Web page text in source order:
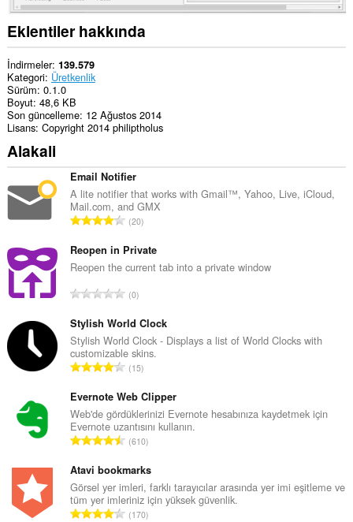
the
system
tray.
Bu
eklenti,
sekmelerinize
ve
tarama
etkinliklerinize
erişebilir.
Eklentiler hakkında
İndirmeler 139.579
Kategori Üretkenlik
Sürüm 0.1.0
Boyut 48,6 KB
Son güncelleme 12 Ağustos 2014
Lisans Copyright 2014 philiptholus
Alakali
Email Notifier
A lite notifier that works with Gmail™, Yahoo, Live, iCloud,
Mail.com, and GMX
T
p
l
m
y
s
a
y
ı
s
ı
:
20
Reopen in Private
Reopen the current tab into a private window
T
p
l
a
m
y
s
a
y
ı
s
ı
:
0
Stylish World Clock
Stylish World Clock - Displays a list of World Clocks with
customizable skins.
T
p
l
a
m
y
s
a
15
Evernote Web Clipper
Web'de gördüklerinizi Evernote hesabınıza kaydetmek için
Evernote uzantısını kullanın.
T
p
l
a
m
610
Atavi bookmarks
Görsel yer imleri, farklı tarayıcılar arasında yer imi eşitleme ve
tüm yer imleriniz için yüksek güvenlik.
T170